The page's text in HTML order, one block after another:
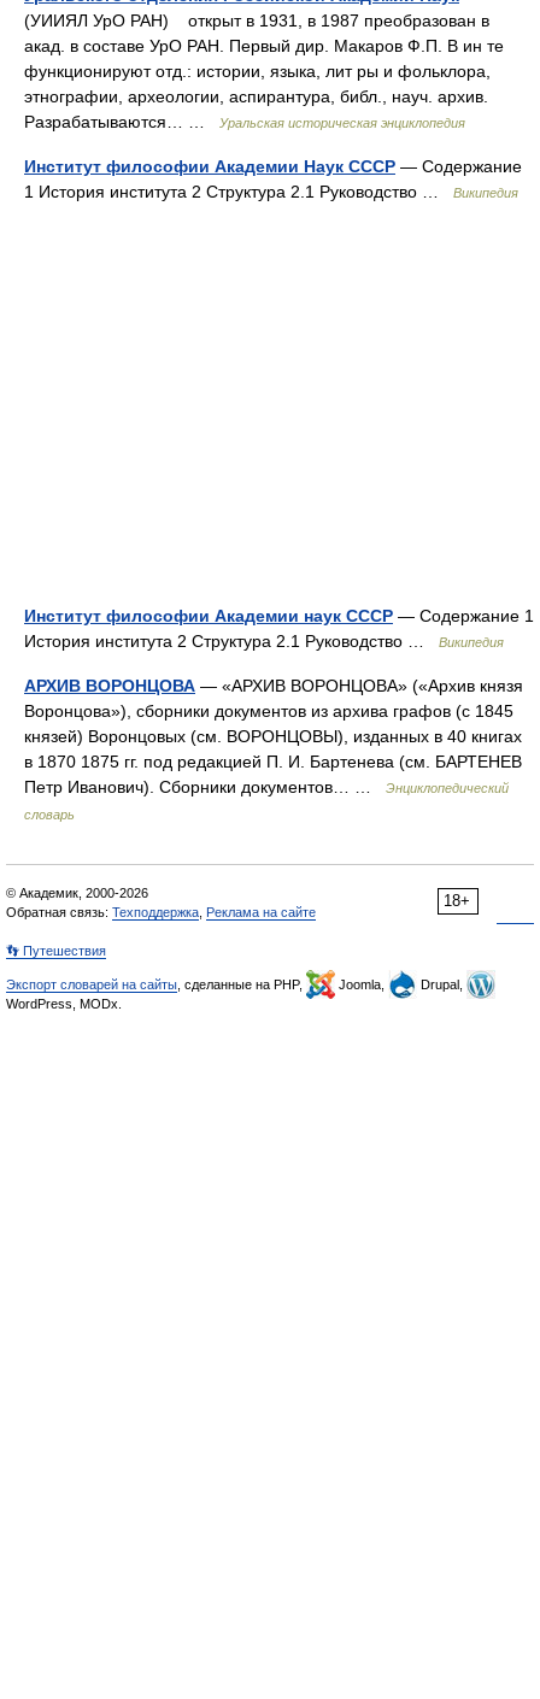
(УИИЯЛ УрО РАН) открыт в 1931, в 1987 преобразован в
акад. в составе УрО РАН. Первый дир. Макаров Ф.П. В ин те
функционируют отд.: истории, языка, лит ры и фольклора,
этнографии, археологии, аспирантура, библ., науч. архив.
Разрабатываются… …
Уральская историческая энциклопедия
Институт философии Академии Наук СССР — Содержание
1 История института 2 Структура 2.1 Руководство …
Википедия
Институт философии Академии наук СССР — Содержание 1
История института 2 Структура 2.1 Руководство …
Википедия
АРХИВ ВОРОНЦОВА — «АРХИВ ВОРОНЦОВА» («Архив князя
Воронцова»), сборники документов из архива графов (с 1845
князей) Воронцовых (см. ВОРОНЦОВЫ), изданных в 40 книгах
в 1870 1875 гг. под редакцией П. И. Бартенева (см. БАРТЕНЕВ
Петр Иванович). Сборники документов… …
Энциклопедический
словарь
18+
© Академик, 2000-2026
Обратная связь: Техподдержка Реклама на сайте
👣 Путешествия
Экспорт словарей на сайты , сделанные на PHP, Joomla,
Drupal,
WordPress, MODx.